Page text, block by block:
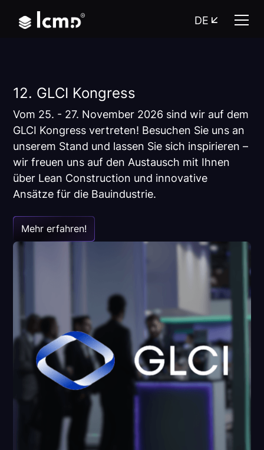
DE
12. GLCI Kongress
Vom 25. - 27. November 2026 sind wir auf dem
GLCI Kongress vertreten! Besuchen Sie uns an
unserem Stand und lassen Sie sich inspirieren –
wir freuen uns auf den Austausch mit Ihnen
über Lean Construction und innovative
Ansätze für die Bauindustrie.
Mehr erfahren!